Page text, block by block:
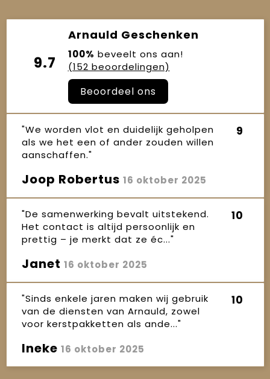
9.7
Arnauld Geschenken
100% beveelt ons aan!
(152 beoordelingen)
Beoordeel ons
"We worden vlot en duidelijk geholpen
als we het een of ander zouden willen
aanschaffen."
9
Joop Robertus 16 oktober 2025
"De samenwerking bevalt uitstekend.
Het contact is altijd persoonlijk en
prettig – je merkt dat ze éc..."
10
Janet 16 oktober 2025
"Sinds enkele jaren maken wij gebruik
van de diensten van Arnauld, zowel
voor kerstpakketten als ande..."
10
Ineke 16 oktober 2025